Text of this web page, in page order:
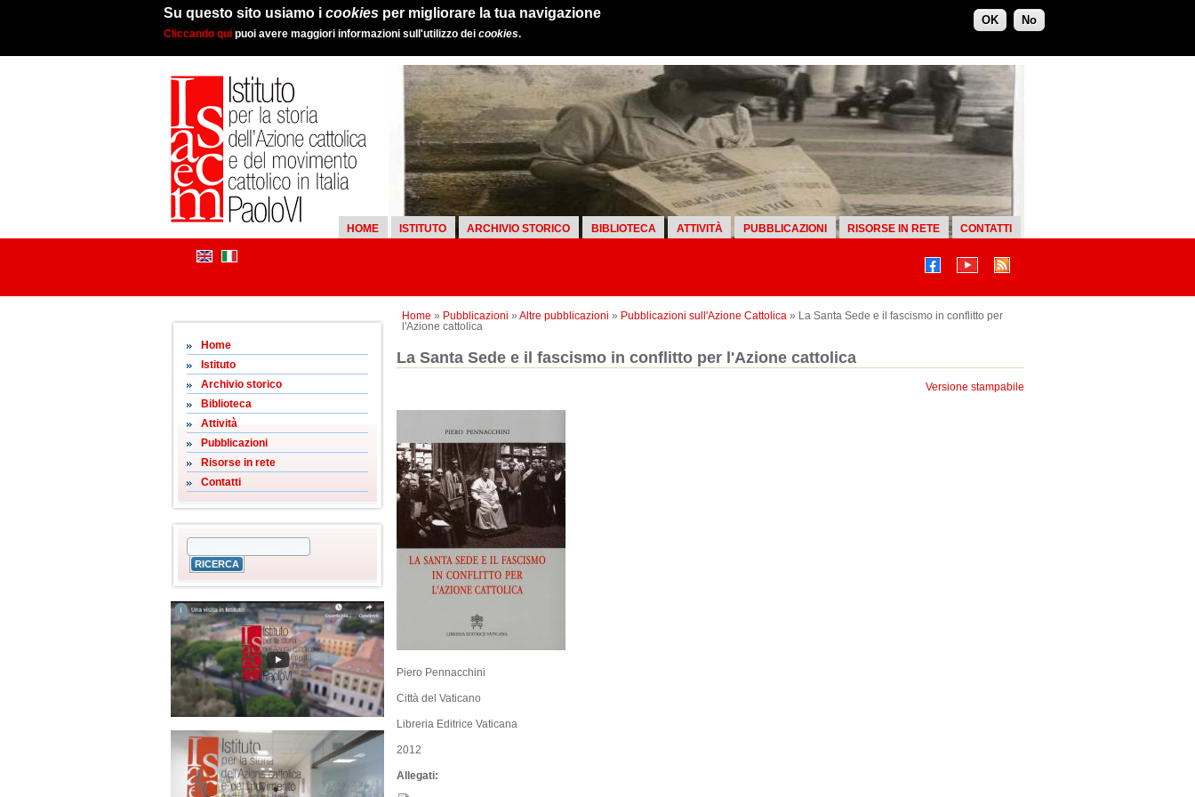
Su questo sito usiamo i cookies per migliorare la tua navigazione
Cliccando qui puoi avere maggiori informazioni sull'utilizzo dei cookies.
OK No
HOME ISTITUTO ARCHIVIO STORICO BIBLIOTECA ATTIVITÀ PUBBLICAZIONI RISORSE IN RETE CONTATTI
Home » Pubblicazioni » Altre pubblicazioni » Pubblicazioni sull'Azione Cattolica» La Santa Sede e il fascismo in conflitto per
l'Azione cattolica
Home
Istituto
Archivio storico
Biblioteca
Attività
Pubblicazioni
Risorse in rete
Contatti
La Santa Sede e il fascismo in conflitto per l'Azione cattolica
Versione stampabile
Piero Pennacchini
Città del Vaticano
Libreria Editrice Vaticana
2012
Allegati: